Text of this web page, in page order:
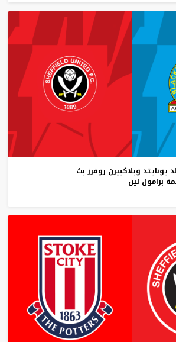
يونايتد وبلاكبيرن روفرز بث
برامول لين